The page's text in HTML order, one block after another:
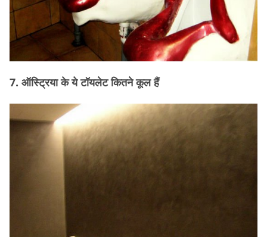
7. ऑस्ट्रिया के ये टॉयलेट कितने कूल हैं